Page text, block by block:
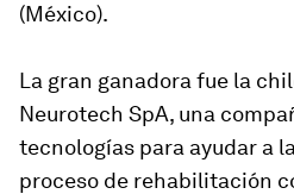
(México).
La gran ganadora fue la
Neurotech SpA, una
tecnologías para ayudar a
proceso de rehabilitación